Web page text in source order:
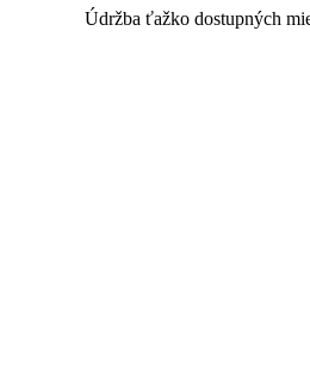
Údržba ťažko dostupných